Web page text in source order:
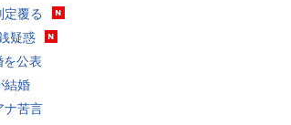
定覆る
疑惑
を公表
結婚
ナ苦言